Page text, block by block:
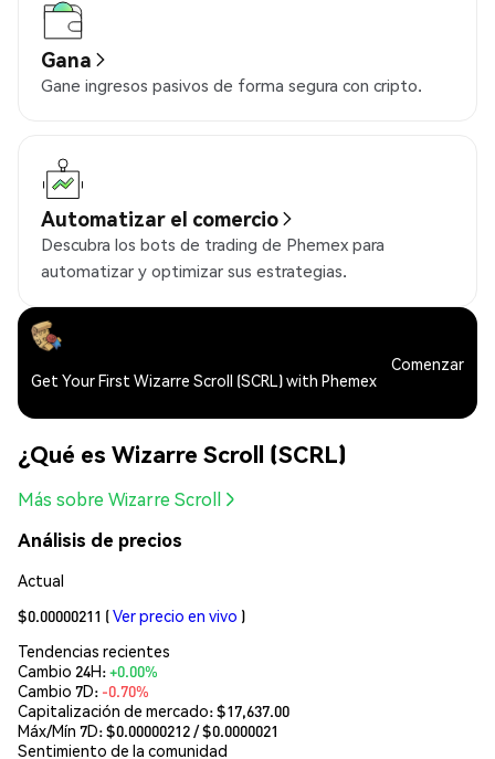
Gana
Gane ingresos pasivos de forma segura con cripto.
Automatizar el comercio
Descubra los bots de trading de Phemex para
automatizar y optimizar sus estrategias.
Get Your First Wizarre Scroll (SCRL) with Phemex
Comenzar
¿Qué es Wizarre Scroll (SCRL)
Más sobre Wizarre Scroll
Análisis de precios
Actual
$0.00000211 (Ver precio en vivo )
Tendencias recientes
Cambio 24H:+0.00%
Cambio 7D: -0.70%
Capitalización de mercado:$17,637.00
Máx/Mín 7D: $0.00000212/ $0.0000021
Sentimiento de la comunidad